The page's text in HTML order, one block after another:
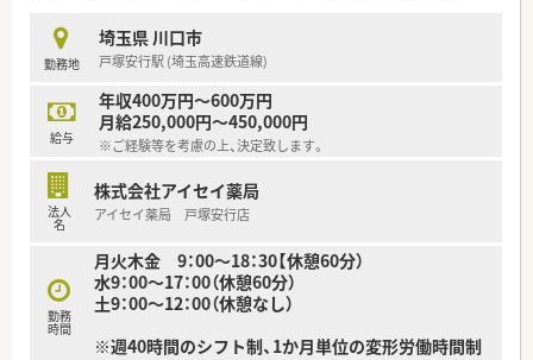
ライフスタイルに合わせた多彩な福利厚生が充実しています。
【やりがい/おすすめポイント】
■地域の医療機関との密な連携により、医師との顔が見える良好
な関係性を構築してチーム医療の重要な一員として活躍できる
点です。
■現場主義を大切にする社風が根付いており、自らのアイデアや
です。
■営業利益率が10パーセント超と非常に高く、報酬改定の影響
きます。
勤務地
埼玉県 川口市
戸塚安行駅 (埼玉高速鉄道線)
給与
年収400万円～600万円
月給250,000円～450,000円
※ご経験等を考慮の上、決定致します。
法人
名
株式会社アイセイ薬局
アイセイ薬局 戸塚安行店
勤務
時間
月火木金 9：00～18：30【休憩60分）
水9：00～17：00（休憩60分）
土9：00～12：00（休憩なし）
※週40時間のシフト制、1か月単位の変形労働時間制